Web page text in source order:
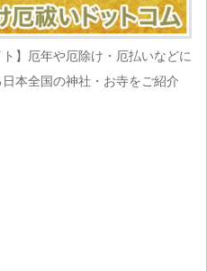
】厄年や厄除け・厄払いなどに
本全国の神社・お寺をご紹介